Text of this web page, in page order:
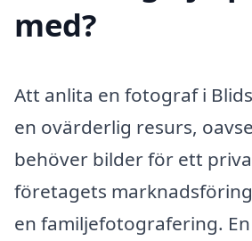
med?
Att anlita en fotograf i
en ovärderlig resurs,
behöver bilder för ett
företagets
en familjefotografering.